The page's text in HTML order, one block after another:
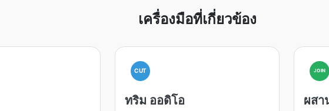
เครื่องมือที่เกี่ยวข้อง
CUT
ทริม ออดิโอ
JOIN
ผสา